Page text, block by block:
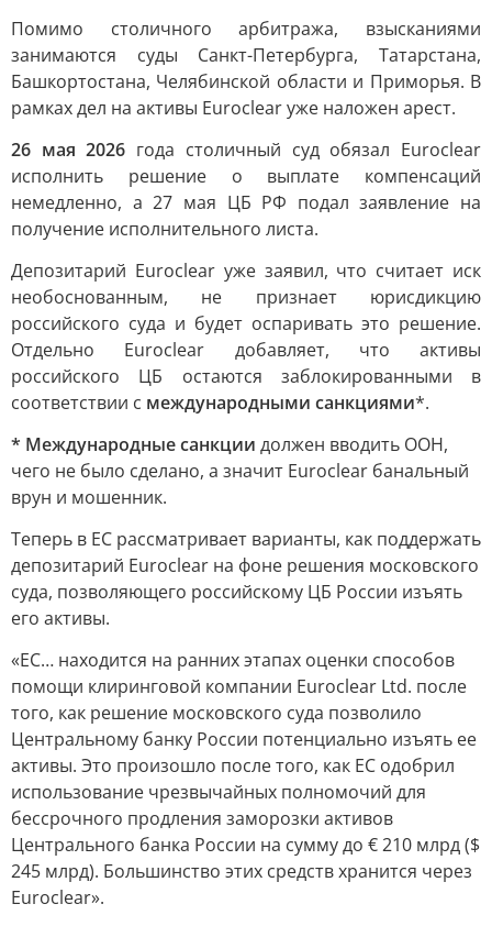
Помимо столичного арбитража, взысканиями
занимаются суды Санкт-Петербурга, Татарстана,
Башкортостана, Челябинской области и Приморья. В
рамках дел на активы Euroclear уже наложен арест.
26 мая 2026 года столичный суд обязал Euroclear
исполнить решение о выплате компенсаций
немедленно, а 27 мая ЦБ РФ подал заявление на
получение исполнительного листа.
Депозитарий Euroclear уже заявил, что считает иск
необоснованным, не признает юрисдикцию
российского суда и будет оспаривать это решение.
Отдельно Euroclear добавляет, что активы
российского ЦБ остаются заблокированными в
соответствии с международными санкциями*.
* Международные санкции должен вводить ООН,
чего не было сделано, а значит Euroclear банальный
врун и мошенник.
Теперь в ЕС рассматривает варианты, как поддержать
депозитарий Euroclear на фоне решения московского
суда, позволяющего российскому ЦБ России изъять
его активы.
«ЕС… находится на ранних этапах оценки способов
помощи клиринговой компании Euroclear Ltd. после
того, как решение московского суда позволило
Центральному банку России потенциально изъять ее
активы. Это произошло после того, как ЕС одобрил
использование чрезвычайных полномочий для
бессрочного продления заморозки активов
Центрального банка России на сумму до € 210 млрд ($
245 млрд). Большинство этих средств хранится через
Euroclear».